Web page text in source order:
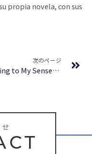
propia novela, con sus
次のページ
Coming to My Senses: The Making of a Counterculture Cook | Online Read